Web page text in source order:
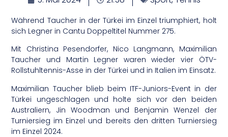
Während Taucher in der Türkei im Einzel triumphiert, holt
sich Legner in Cantu Doppeltitel Nummer 275.
Mit Christina Pesendorfer, Nico Langmann, Maximilian
Taucher und Martin Legner waren wieder vier ÖTV-
Rollstuhltennis-Asse in der Türkei und in Italien im Einsatz.
Maximilian Taucher blieb beim ITF-Juniors-Event in der
Türkei ungeschlagen und holte sich vor den beiden
Australiern, Jin Woodman und Benjamin Wenzel der
Turniersieg im Einzel und bereits den dritten Turniersieg
im Einzel 2024.